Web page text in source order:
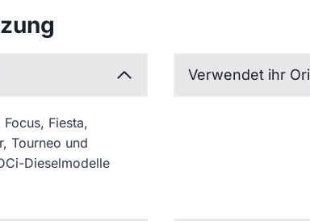
Fiesta,
Tourneo und
Dieselmodelle
Verwendet ihr